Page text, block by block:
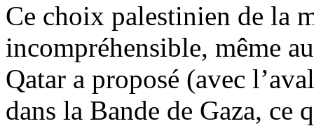
Ce choix palestinien de la
incompréhensible, même
Qatar a proposé (avec
dans la Bande de Gaza, ce